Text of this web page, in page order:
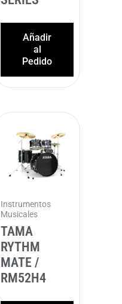
Añadir
al
Pedido
Instrumentos
Musicales
TAMA
RYTHM
MATE /
RM52H4